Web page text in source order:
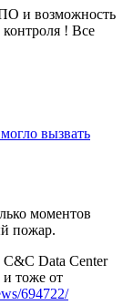
и возможность
! Все
вызвать
моментов
пожар.
C&C Data Center
и тоже от
694722/